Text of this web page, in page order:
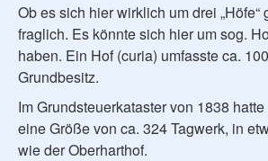
Ob es sich hier wirklich um drei „Höfe“
fraglich. Es könnte sich hier um sog.
haben. Ein Hof (curia) umfasste ca.
Grundbesitz.
Im Grundsteuerkataster von 1838
eine Größe von ca. 324 Tagwerk, in
wie der Oberharthof.